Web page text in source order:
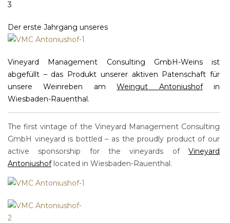
Der erste Jahrgang unseres
Vineyard Management Consulting GmbH-Weins ist
abgefüllt – das Produkt unserer aktiven Patenschaft für
unsere Weinreben amWeingut Antoniushofin
Wiesbaden-Rauenthal.
The first vintage of the Vineyard Management Consulting
GmbH vineyard is bottled – as the proudly product of our
active sponsorship for the vineyards of Vineyard
Antoniushoflocated in Wiesbaden-Rauenthal.